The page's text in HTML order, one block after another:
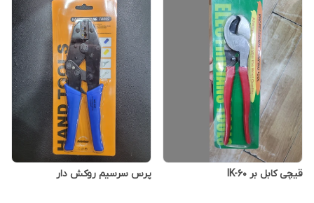
قیچی کابل بر lK-60 پرس سرسیم روکش دار